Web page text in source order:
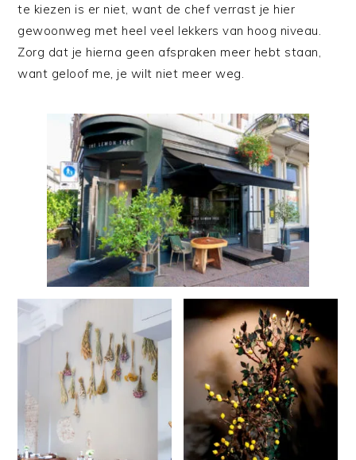
te kiezen is er niet, want de chef verrast je hier
gewoonweg met heel veel lekkers van hoog niveau.
Zorg dat je hierna geen afspraken meer hebt staan,
want geloof me, je wilt niet meer weg.